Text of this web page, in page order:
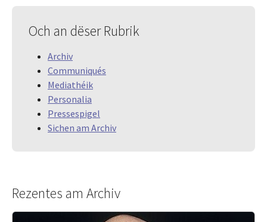
Och an dëser Rubrik
Archiv
Communiqués
Mediathéik
Personalia
Pressespigel
Sichen am Archiv
Rezentes am Archiv